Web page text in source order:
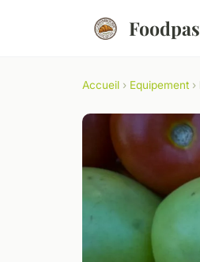
Accueil › Equipement ›